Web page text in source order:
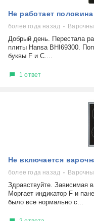
Не работает
более года назад
Добрый день. Перестала
плиты Hansa BHI69300.
буквы F и C....
1 ответ
Не включается
более года назад
Здравствуйте. Зависимая
Моргает индикатор F и
было все нормально с...